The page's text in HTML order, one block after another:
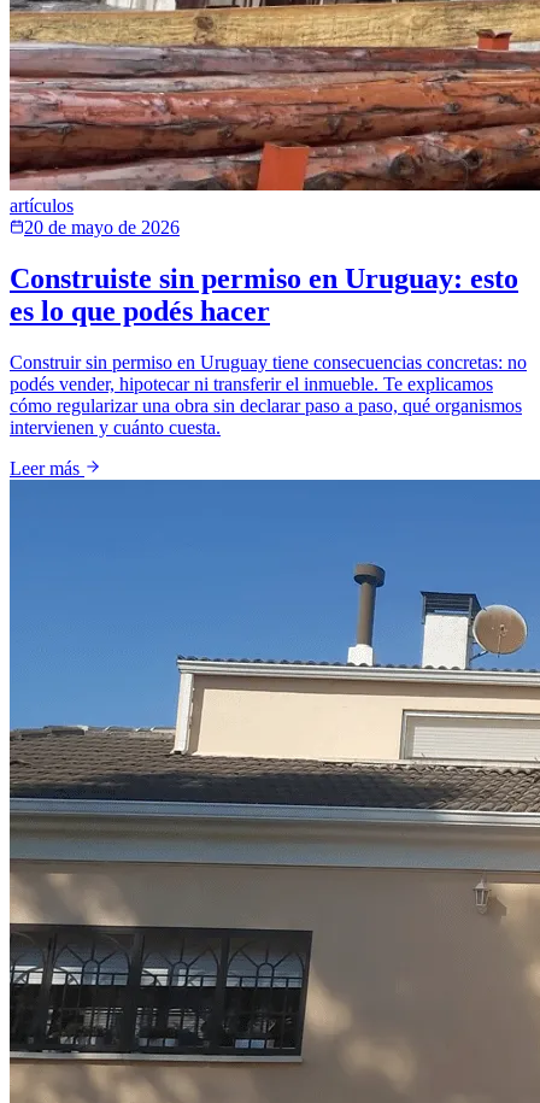
artículos
20 de mayo de 2026
Construiste sin permiso en Uruguay: esto
es lo que podés hacer
Construir sin permiso en Uruguay tiene consecuencias concretas: no
podés vender, hipotecar ni transferir el inmueble. Te explicamos
cómo regularizar una obra sin declarar paso a paso, qué organismos
intervienen y cuánto cuesta.
Leer más